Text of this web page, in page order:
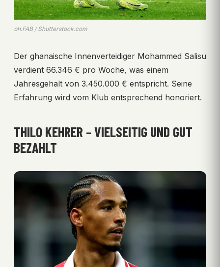
ph.FAB / Shutterstock.com
Der ghanaische Innenverteidiger Mohammed Salisu
verdient 66.346 € pro Woche, was einem
Jahresgehalt von 3.450.000 € entspricht. Seine
Erfahrung wird vom Klub entsprechend honoriert.
THILO KEHRER – VIELSEITIG UND GUT
BEZAHLT